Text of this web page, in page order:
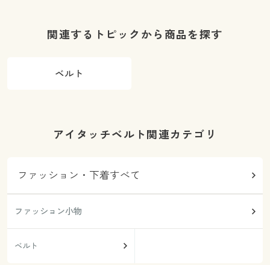
OK)
関連するトピックから商品を探す
ベルト
アイタッチベルト関連カテゴリ
ファッション・下着すべて
ファッション小物
ベルト